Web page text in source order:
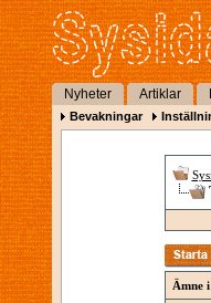
Nyheter Artiklar
Bevakningar
Ämne